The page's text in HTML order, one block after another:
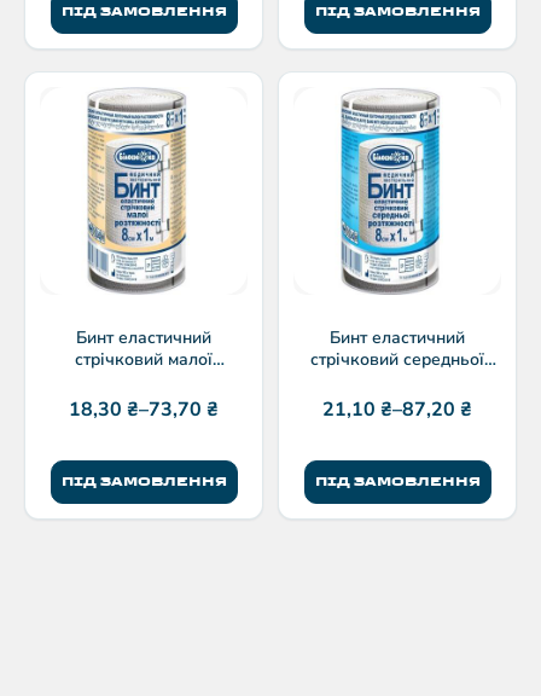
ПІД ЗАМОВЛЕННЯ ПІД ЗАМОВЛЕННЯ
Бинт еластичний
стрічковий малої
8см
18,30 ₴–73,70 ₴
ПІД ЗАМОВЛЕННЯ
Бинт еластичний
стрічковий середньої
8см
21,10 ₴–87,20 ₴
ПІД ЗАМОВЛЕННЯ